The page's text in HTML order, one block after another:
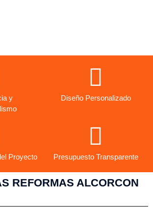
y
Diseño Personalizado
Proyecto Presupuesto Transparente
REFORMAS ALCORCON